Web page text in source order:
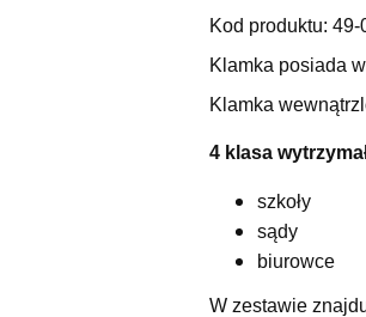
Kod produktu: 49-
Klamka posiada
Klamka
4 klasa
szkoły
sądy
biurowce
W zestawie